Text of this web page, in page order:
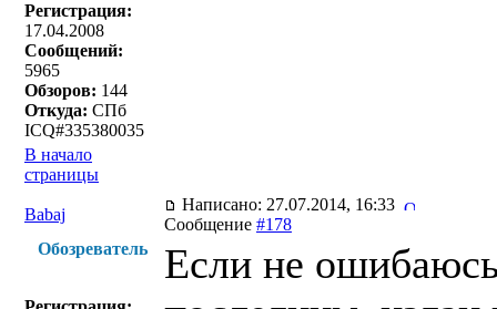
Регистрация:
17.04.2008
Сообщений:
5965
Обзоров: 144
Откуда: СПб
ICQ#335380035
В начало
страницы
Babaj
Написано: 27.07.2014, 16:33
Сообщение #178
Обозреватель
Если не